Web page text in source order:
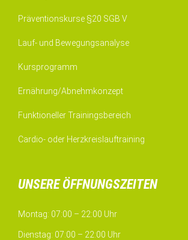
Präventionskurse §20 SGB V
Lauf- und Bewegungsanalyse
Kursprogramm
Ernährung/Abnehmkonzept
Funktioneller Trainingsbereich
Cardio- oder Herzkreislauftraining
UNSERE ÖFFNUNGSZEITEN
Montag: 07:00 – 22:00 Uhr
Dienstag: 07:00 – 22:00 Uhr